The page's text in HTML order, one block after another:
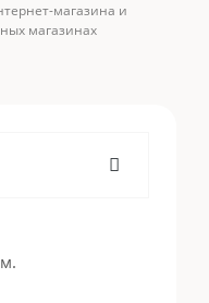
магазина и
магазинах